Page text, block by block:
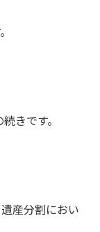
きです。
産分割におい